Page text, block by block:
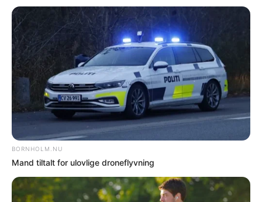
NOTER
Politibåd kontrollerede fritidssejlere
NOTER
Bilist overså stopskilt i Nexø
NOTER
Sten kastet gennem bilrude i Rønne
NOTER
Bilist taget med håndholdt mobil under kørsel
NOTER
Chauffør fik straksbøde på 6.000 kroner